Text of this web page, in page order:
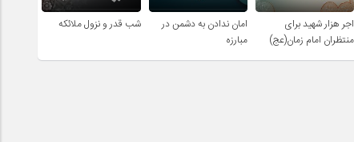
اجر هزار شهید برای
منتظران امام زمان(عج)
امان ندادن به دشمن در
مبارزه
شب قدر و نزول ملائکه